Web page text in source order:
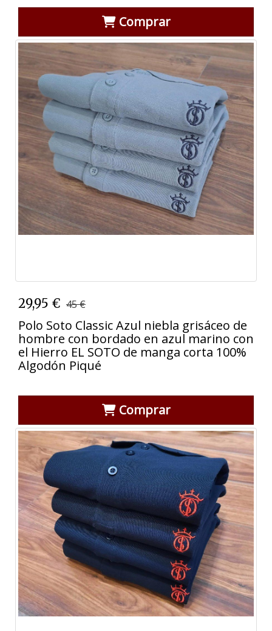
Comprar
29,95 € 45 €
Polo Soto Classic Azul niebla grisáceo de
hombre con bordado en azul marino con
el Hierro EL SOTO de manga corta 100%
Algodón Piqué
Comprar